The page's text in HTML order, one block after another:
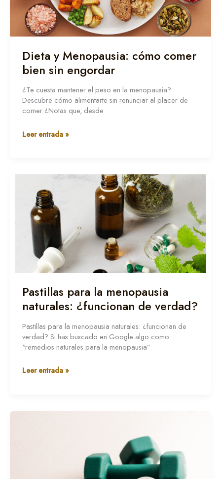
Dieta y Menopausia: cómo comer
bien sin engordar
¿Te cuesta mantener el peso en la menopausia?
Descubre cómo alimentarte sin renunciar al placer de
comer ¿Notas que, desde
Leer entrada »
Pastillas para la menopausia
naturales: ¿funcionan de verdad?
Pastillas para la menopausia naturales: ¿funcionan de
verdad? Si has buscado en Google algo como
“remedios naturales para la menopausia”
menopausia
naturales:
¿funcionan
verdad?
Leer entrada »